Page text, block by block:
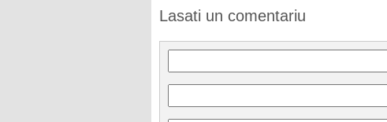
Lasati un comentariu